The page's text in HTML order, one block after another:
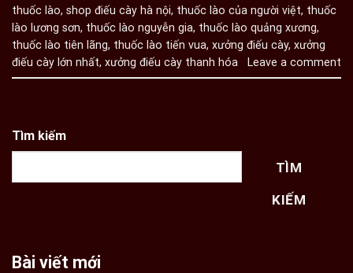
thuốc lào, shop điếu cày hà nội, thuốc lào của người việt, thuốc
lào lương sơn, thuốc lào nguyễn gia, thuốc lào quảng xương,
thuốc lào tiên lãng, thuốc lào tiến vua, xưởng điếu cày, xưởng
điếu cày lớn nhất, xưởng điếu cày thanh hóa Leave a comment
Tìm kiếm
TÌM
KIẾM
Bài viết mới